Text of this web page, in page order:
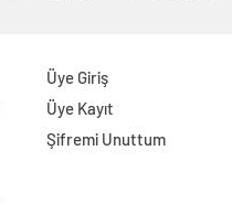
Üye Giriş
Üye Kayıt
Şifremi Unuttum